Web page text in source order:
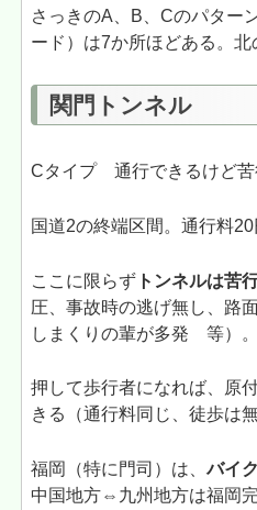
さっきのA、B、Cのパター
ード）は7か所ほどある。北
関門トンネル
Cタイプ 通行できるけど苦
国道2の終端区間。通行料20
ここに限らず トンネルは苦
圧、事故時の逃げ無し、路
しまくりの輩が多発 等）。
押して歩行者になれば、原
きる（通行料同じ、徒歩は無
福岡（特に門司）は、バイ
中国地方⇔九州地方は福岡